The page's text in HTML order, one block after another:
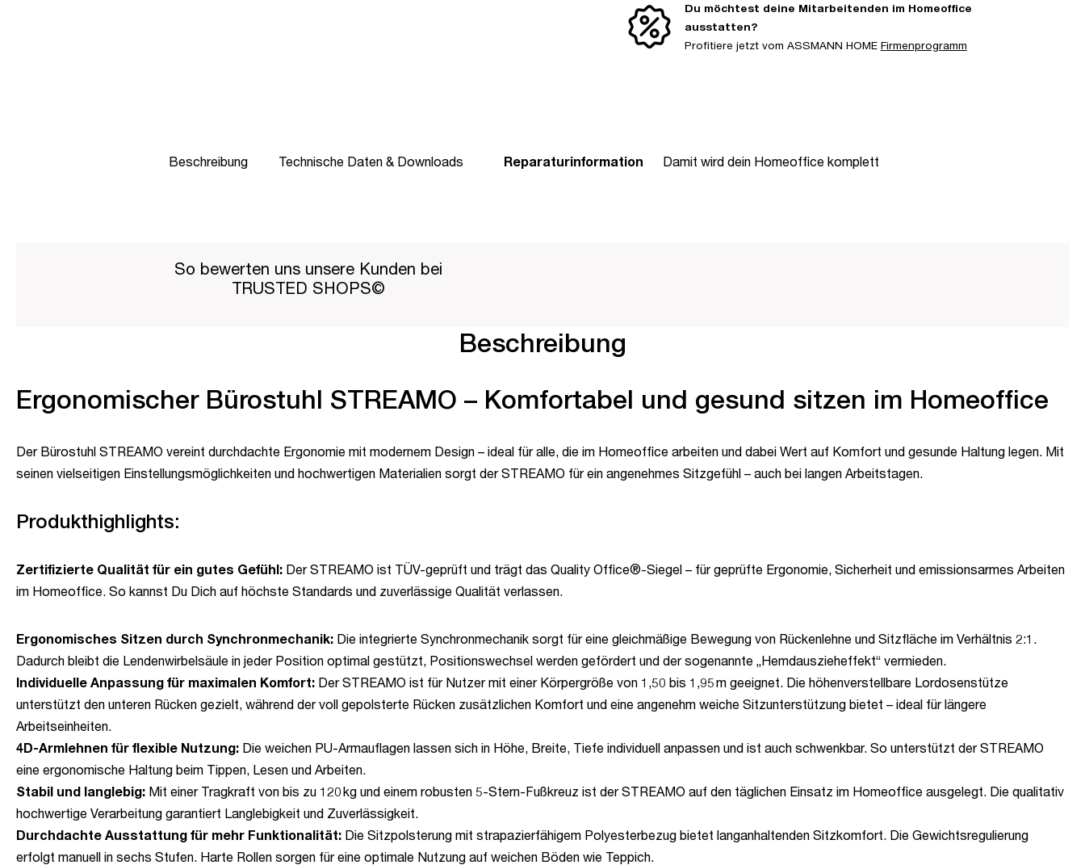
Du möchtest deine Mitarbeitenden im Homeoffice
ausstatten?
Profitiere jetzt vom ASSMANN HOME Firmenprogramm
Beschreibung Technische Daten & Downloads Reparaturinformation Damit wird dein Homeoffice komplett
So bewerten uns unsere Kunden bei
TRUSTED SHOPS©
Beschreibung
Ergonomischer Bürostuhl STREAMO – Komfortabel und gesund sitzen im Homeoffice
Der Bürostuhl STREAMO vereint durchdachte Ergonomie mit modernem Design – ideal für alle, die im Homeoffice arbeiten und dabei Wert auf Komfort und gesunde Haltung legen. Mit
seinen vielseitigen Einstellungsmöglichkeiten und hochwertigen Materialien sorgt der STREAMO für ein angenehmes Sitzgefühl – auch bei langen Arbeitstagen.
Produkthighlights:
Zertifizierte Qualität für ein gutes Gefühl: Der STREAMO ist TÜV-geprüft und trägt das Quality Office®-Siegel – für geprüfte Ergonomie, Sicherheit und emissionsarmes Arbeiten
im Homeoffice. So kannst Du Dich auf höchste Standards und zuverlässige Qualität verlassen.
Ergonomisches Sitzen durch Synchronmechanik: Die integrierte Synchronmechanik sorgt für eine gleichmäßige Bewegung von Rückenlehne und Sitzfläche im Verhältnis 2:1.
Dadurch bleibt die Lendenwirbelsäule in jeder Position optimal gestützt, Positionswechsel werden gefördert und der sogenannte „Hemdauszieheffekt“ vermieden.
Individuelle Anpassung für maximalen Komfort: Der STREAMO ist für Nutzer mit einer Körpergröße von 1,50 bis 1,95 m geeignet. Die höhenverstellbare Lordosenstütze
unterstützt den unteren Rücken gezielt, während der voll gepolsterte Rücken zusätzlichen Komfort und eine angenehm weiche Sitzunterstützung bietet – ideal für längere
Arbeitseinheiten.
4D-Armlehnen für flexible Nutzung: Die weichen PU-Armauflagen lassen sich in Höhe, Breite, Tiefe individuell anpassen und ist auch schwenkbar. So unterstützt der STREAMO
eine ergonomische Haltung beim Tippen, Lesen und Arbeiten.
Stabil und langlebig: Mit einer Tragkraft von bis zu 120 kg und einem robusten 5-Stern-Fußkreuz ist der STREAMO auf den täglichen Einsatz im Homeoffice ausgelegt. Die qualitativ
hochwertige Verarbeitung garantiert Langlebigkeit und Zuverlässigkeit.
Durchdachte Ausstattung für mehr Funktionalität: Die Sitzpolsterung mit strapazierfähigem Polyesterbezug bietet langanhaltenden Sitzkomfort. Die Gewichtsregulierung
erfolgt manuell in sechs Stufen. Harte Rollen sorgen für eine optimale Nutzung auf weichen Böden wie Teppich.